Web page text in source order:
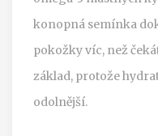
konopná semínka
pokožky víc, než
základ, protože
odolnější.